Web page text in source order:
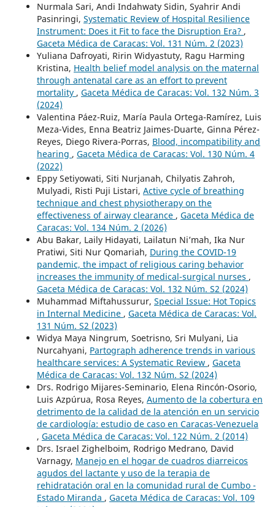
Nurmala Sari, Andi Indahwaty Sidin, Syahrir Andi
Pasinringi, Systematic Review of Hospital Resilience
Instrument: Does it Fit to face the Disruption Era? ,
Gaceta Médica de Caracas: Vol. 131 Núm. 2 (2023)
Yuliana Dafroyati, Ririn Widyastuty, Ragu Harming
Kristina, Health belief model analysis on the maternal
through antenatal care as an effort to prevent
mortality , Gaceta Médica de Caracas: Vol. 132 Núm. 3
(2024)
Valentina Páez-Ruiz, María Paula Ortega-Ramírez, Luis
Meza-Vides, Enna Beatriz Jaimes-Duarte, Ginna Pérez-
Reyes, Diego Rivera-Porras, Blood, incompatibility and
hearing , Gaceta Médica de Caracas: Vol. 130 Núm. 4
(2022)
Eppy Setiyowati, Siti Nurjanah, Chilyatis Zahroh,
Mulyadi, Risti Puji Listari, Active cycle of breathing
technique and chest physiotherapy on the
effectiveness of airway clearance , Gaceta Médica de
Caracas: Vol. 134 Núm. 2 (2026)
Abu Bakar, Laily Hidayati, Lailatun Ni’mah, Ika Nur
Pratiwi, Siti Nur Qomariah, During the COVID-19
pandemic, the impact of religious caring behavior
increases the immunity of medical-surgical nurses ,
Gaceta Médica de Caracas: Vol. 132 Núm. S2 (2024)
Muhammad Miftahussurur, Special Issue: Hot Topics
in Internal Medicine , Gaceta Médica de Caracas: Vol.
131 Núm. S2 (2023)
Widya Maya Ningrum, Soetrisno, Sri Mulyani, Lia
Nurcahyani, Partograph adherence trends in various
healthcare services: A Systematic Review , Gaceta
Médica de Caracas: Vol. 132 Núm. S2 (2024)
Drs. Rodrigo Mijares-Seminario, Elena Rincón-Osorio,
Luis Azpúrua, Rosa Reyes, Aumento de la cobertura en
detrimento de la calidad de la atención en un servicio
de cardiología: estudio de caso en Caracas-Venezuela
, Gaceta Médica de Caracas: Vol. 122 Núm. 2 (2014)
Drs. Israel Zighelboim, Rodrigo Medrano, David
Varnagy, Manejo en el hogar de cuadros diarreicos
agudos del lactante y uso de la terapia de
rehidratación oral en la comunidad rural de Cumbo -
Estado Miranda , Gaceta Médica de Caracas: Vol. 109